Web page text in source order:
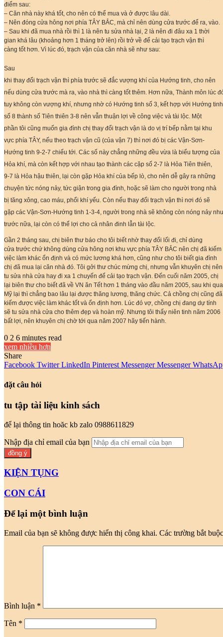
điểm sau:
– Căn nhà này khá tốt, cho nên có thể mua và ở được lâu dài.
– Nên đóng cửa hông nơi phía TÂY BẮC, mà chỉ nên dùng cửa trước để ra, vào.
– Sau khi đã mua nhà rồi thì 1 là nên tu sửa nhà lại, 2 là nên đi đâu xa 1 thời
gian khá lâu (khoảng hơn 1 tháng trở lên) rồi trở về để cải tạo trạch vận thì
càng tốt hơn. Vì lúc đó, trạch vận của căn nhà sẽ như sau:
Sau
khi thay đổi trạch vận thì phía trước sẽ đắc vượng khí của Hướng tinh, cho nên
nếu dùng cửa trước mà ra, vào nhà thì càng tốt thêm. Hơn nữa, Thành môn lúc
tuy không còn vượng khí, nhưng nhờ có Hướng tinh số 3, kết hợp với Hướng tinh
số 8 thành số Tiên thiên 3-8 nên vẫn thuận lợi về công việc và tài lộc. Một
phần tôi cũng muốn gia đình chị thay đổi trạch vận là do vị trí bếp nằm tại khu
vực phía TÂY, nếu theo trạch vận cũ (của vận 7) thì nơi đó bị các Vận-Sơn-
Hướng tinh 9-2-7 chiếu tới. Các số này chẳng những đều vừa là biểu tượng của
Hỏa khí, mà còn kết hợp với nhau tạo thành các cặp số 2-7 là Hỏa Tiên thiên,
9-7 là Hỏa hậu thiên, lại còn gặp Hỏa khí của bếp lò, cho nên dễ gây ra những
chuyện tức nóng nảy, tức giận trong gia đình, hoặc sẽ làm cho người trong nhà
bị tăng xông, cao máu, phổi khí yếu. Còn nếu thay đổi trạch vận thì nơi đó sẽ
gặp các Vận-Sơn-Hướng tinh 1-3-4, người trong nhà sẽ không còn nóng nảy
trước nữa, lại còn có thể lợi cho cả nhân đinh lẫn tài lộc.
Gần 2 tháng sau, chị biên thư báo cho tôi biết nhờ thay đổi lối đi, chỉ dùng
cửa trước chứ không dùng cửa hông nơi khu vực phía TÂY BẮC nên chị đã
việc làm khác ổn định và có mức lương khá hơn, cũng như cho tôi biết gia đình
chị đã mua lại căn nhà đó. Tôi gởi thư chúc mừng chị, nhưng vẫn khuyên chị nên
tu sửa nhà cửa hay đi xa 1 chuyến để cải tạo trạch vận. Đến cuối năm 2005, chị
lại biên thư cho biết đã về VN ăn Tết hơn 1 tháng vào đầu năm 2005, sau khi qua
Mỹ lại thì chẳng bao lâu lại được thăng lương, thăng chức. Cả chồng chị cũng đã
kiếm được việc làm khác tốt và ổn định hơn. Lúc đó vợ, chồng chị đang dự tính
sẽ tu sửa nhà cửa cho thêm đẹp và hoàn mỹ. Nhưng tôi thấy niên tinh năm 2006
bất lợi, nên khuyên chị chờ tới qua năm 2007 hãy tiến hành.
0 2 6 minutes read
xem nhiều hơn
Share
Facebook Twitter LinkedIn Pinterest Messenger Messenger
đặt câu hỏi
tu tập tài liệu kinh sách
để lại thông tin hoăc kb zalo 0988611829
Nhập địa chỉ email của bạn
KIỆN TỤNG
CON CÁI
Để lại một bình luận
Email của bạn sẽ không được hiển thị công khai. Các trường bắt
Bình luận *
Tên *